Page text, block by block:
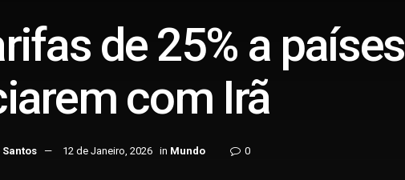
de 25% a países
com Irã
12 de Janeiro, 2026 in Mundo 0